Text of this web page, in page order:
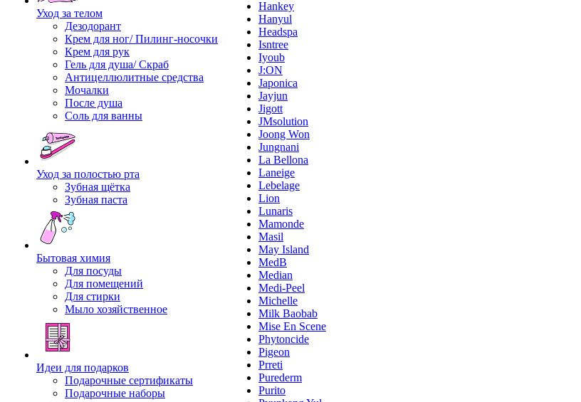
Уход за телом
Дезодорант
Крем для ног/ Пилинг-носочки
Крем для рук
Гель для душа/ Скраб
Антицеллюлитные средства
Мочалки
После душа
Соль для ванны
Уход за полостью рта
Зубная щётка
Зубная паста
Бытовая химия
Для посуды
Для помещений
Для стирки
Мыло хозяйственное
Идеи для подарков
Подарочные сертификаты
Подарочные наборы
Hankey
Hanyul
Headspa
Isntree
Iyoub
J:ON
Japonica
Jayjun
Jigott
JMsolution
Joong Won
Jungnani
La Bellona
Laneige
Lebelage
Lion
Lunaris
Mamonde
Masil
May Island
MedB
Median
Medi-Peel
Michelle
Milk Baobab
Mise En Scene
Phytoncide
Pigeon
Prreti
Purederm
Purito